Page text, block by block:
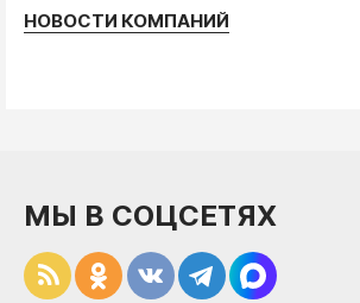
НОВОСТИ КОМПАНИЙ
МЫ В СОЦСЕТЯХ